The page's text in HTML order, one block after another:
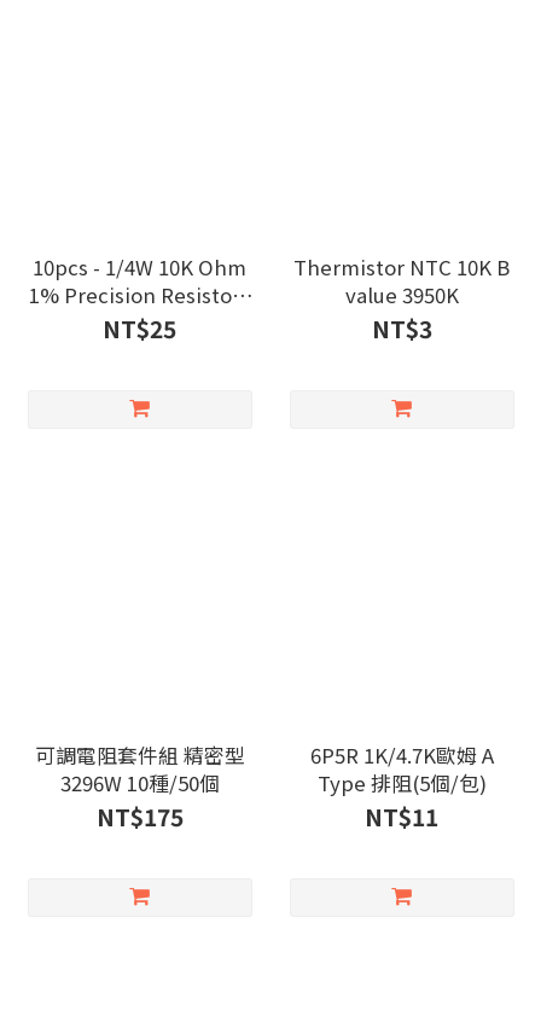
10pcs - 1/4W 10K Ohm
1% Precision Resistors
DIP (Blue) MIT
NT$25
Thermistor NTC 10K B
value 3950K
NT$3
可調電阻套件組 精密型
3296W 10種/50個
NT$175
6P5R 1K/4.7K歐姆 A
Type 排阻(5個/包)
NT$11